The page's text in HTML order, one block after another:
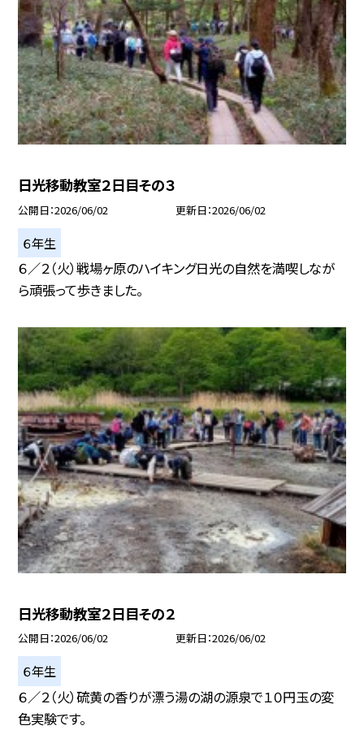
日光移動教室２日目その３
公開日 2026/06/02 更新日 2026/06/02
６年生
６／２（火）戦場ヶ原のハイキング日光の自然を満喫しなが
ら頑張って歩きました。
日光移動教室２日目その２
公開日 2026/06/02 更新日 2026/06/02
６年生
６／２（火）硫黄の香りが漂う湯の湖の源泉で１０円玉の変
色実験です。